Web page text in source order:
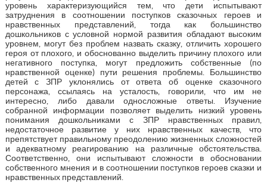
уровень характеризующийся тем, что дети испытывают
затруднения в соотношении поступков сказочных героев и
нравственных представлений, тогда как большинство
дошкольников с условной нормой развития обладают высоким
уровнем, могут без проблем назвать сказку, отличить хорошего
героя от плохого, и обоснованно выделить причину плохого или
негативного поступка, могут предложить собственные (по
нравственной оценке) пути решения проблемы. Большинство
детей с ЗПР уклонялись от ответа об оценке сказочного
персонажа, ссылаясь на усталость, говорили, что им не
интересно, либо давали односложные ответы. Изучение
собранной информации позволяет выделить низкий уровень
понимания дошкольниками с ЗПР нравственных правил,
недостаточное развитие у них нравственных качеств, что
препятствует правильному преодолению жизненных сложностей
и адекватному реагированию на различные обстоятельства.
Соответственно, они испытывают сложности в обосновании
собственного мнения и в соотношении поступков героев сказки и
нравственных представлений.